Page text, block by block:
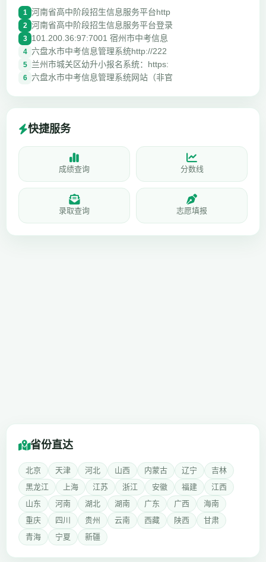
1 河南省高中阶段招生信息服务平台http
2 河南省高中阶段招生信息服务平台登录
3 101.200.36:97:7001 宿州市中考信息
4 六盘水市中考信息管理系统http://222
5 兰州市城关区幼升小报名系统：https:
6 六盘水市中考信息管理系统网站（非官
快捷服务
成绩查询 分数线
录取查询 志愿填报
省份直达
北京 天津 河北 山西 内蒙古 辽宁
吉林
黑龙江
上海 江苏 浙江 安徽 福建
江西
山东
河南 湖北 湖南 广东 广西
海南
重庆
四川 贵州 云南 西藏 陕西
甘肃
青海
宁夏 新疆